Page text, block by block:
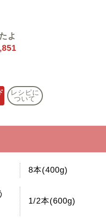
よ
レシピに
ついて
8本(400g)
1/2本(600g)